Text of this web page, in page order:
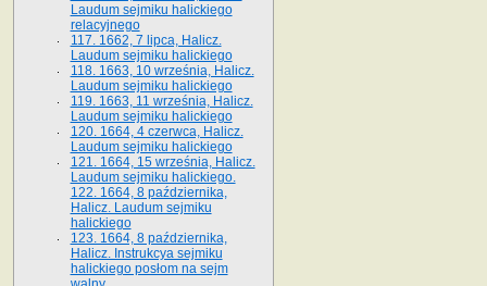
Laudum sejmiku halickiego
relacyjnego
117. 1662, 7 lipca, Halicz.
Laudum sejmiku halickiego
118. 1663, 10 września, Halicz.
Laudum sejmiku halickiego
119. 1663, 11 września, Halicz.
Laudum sejmiku halickiego
120. 1664, 4 czerwca, Halicz.
Laudum sejmiku halickiego
121. 1664, 15 września, Halicz.
Laudum sejmiku halickiego.
122. 1664, 8 października,
Halicz. Laudum sejmiku
halickiego
123. 1664, 8 października,
Halicz. Instrukcya sejmiku
halickiego posłom na sejm